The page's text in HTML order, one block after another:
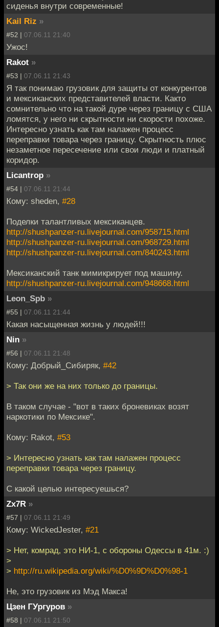
сиденья внутри современные!
Kail Riz »
#52 | 07.06.11 21:40
Ужос!
Rakot »
#53 | 07.06.11 21:43
Я так понимаю грузовик для защиты от конкурентов
и мексиканских представителей власти. Както
сомнительно что на такой дуре через границу с США
ломятся, у него ни скрытности ни скорости похоже.
Интересно узнать как там налажен процесс
переправки товара через границу. Скрытность плюс
незаметное пересечение или свои люди и платный
коридор.
Licantrop »
#54 | 07.06.11 21:44
Кому: sheden, #28
Поделки талантливых мексиканцев.
http://shushpanzer-ru.livejournal.com/958715.html
http://shushpanzer-ru.livejournal.com/968729.html
http://shushpanzer-ru.livejournal.com/840243.html
Мексиканский танк мимикрирует под машину.
http://shushpanzer-ru.livejournal.com/948668.html
Leon_Spb »
#55 | 07.06.11 21:44
Какая насыщенная жизнь у людей!!!
Nin »
#56 | 07.06.11 21:48
Кому: Добрый_Сибиряк, #42
> Так они же на них только до границы.
В таком случае - "вот в таких броневиках возят
наркотики по Мексике".
Кому: Rakot, #53
> Интересно узнать как там налажен процесс
переправки товара через границу.
С какой целью интересуешься?
Zx7R »
#57 | 07.06.11 21:49
Кому: WickedJester, #21
> Нет, комрад, это НИ-1, с обороны Одессы в 41м. :)
>
> http://ru.wikipedia.org/wiki/%D0%9D%D0%98-1
Не, это грузовик из Мэд Макса!
Цзен ГУргуров »
#58 | 07.06.11 21:50